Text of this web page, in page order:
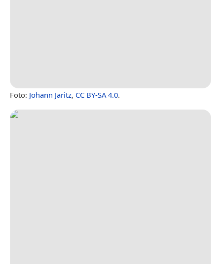
Foto: Johann Jaritz, CC BY-SA 4.0.